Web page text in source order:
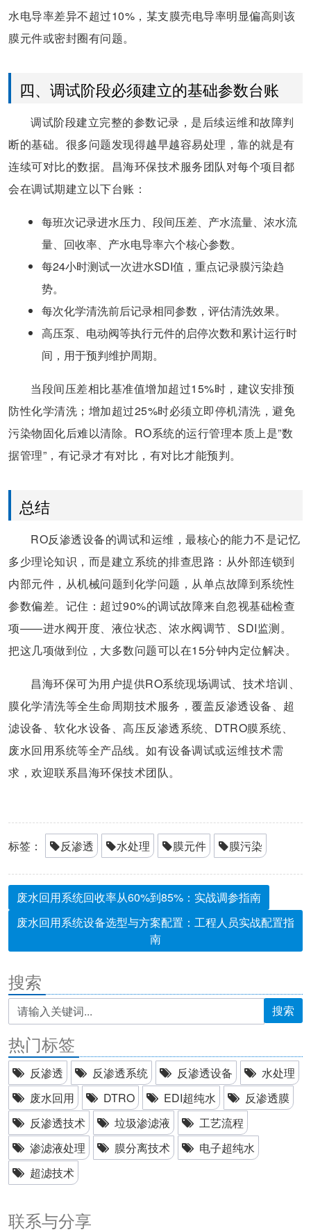
水电导率差异不超过10%，某支膜壳电导率明显偏高则该
膜元件或密封圈有问题。
四、调试阶段必须建立的基础参数台账
调试阶段建立完整的参数记录，是后续运维和故障判
断的基础。很多问题发现得越早越容易处理，靠的就是有
连续可对比的数据。昌海环保技术服务团队对每个项目都
会在调试期建立以下台账：
每班次记录进水压力、段间压差、产水流量、浓水流
量、回收率、产水电导率六个核心参数。
每24小时测试一次进水SDI值，重点记录膜污染趋
势。
每次化学清洗前后记录相同参数，评估清洗效果。
高压泵、电动阀等执行元件的启停次数和累计运行时
间，用于预判维护周期。
当段间压差相比基准值增加超过15%时，建议安排预
防性化学清洗；增加超过25%时必须立即停机清洗，避免
污染物固化后难以清除。RO系统的运行管理本质上是”数
据管理”，有记录才有对比，有对比才能预判。
总结
RO反渗透设备的调试和运维，最核心的能力不是记忆
多少理论知识，而是建立系统的排查思路：从外部连锁到
内部元件，从机械问题到化学问题，从单点故障到系统性
参数偏差。记住：超过90%的调试故障来自忽视基础检查
项——进水阀开度、液位状态、浓水阀调节、SDI监测。
把这几项做到位，大多数问题可以在15分钟内定位解决。
昌海环保可为用户提供RO系统现场调试、技术培训、
膜化学清洗等全生命周期技术服务，覆盖反渗透设备、超
滤设备、软化水设备、高压反渗透系统、DTRO膜系统、
废水回用系统等全产品线。如有设备调试或运维技术需
求，欢迎联系昌海环保技术团队。
标签： 反渗透 水处理 膜元件 膜污染
废水回用系统回收率从60%到85%：实战调参指南
废水回用系统设备选型与方案配置：工程人员实战配置指
南
搜索
搜索
热门标签
反渗透 反渗透系统 反渗透设备
水处理
废水回用
DTRO EDI超纯水
反渗透膜
反渗透技术
垃圾渗滤液
工艺流程
渗滤液处理
膜分离技术
电子超纯水
超滤技术
联系与分享